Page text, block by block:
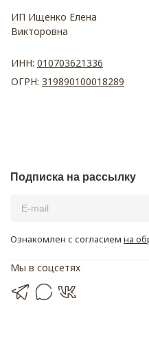
ИП Ищенко Елена
Викторовна
ИНН: 010703621336
ОГРН: 319890100018289
Подписка на рассылку
Ознакомлен с согласием на
Мы в соцсетях